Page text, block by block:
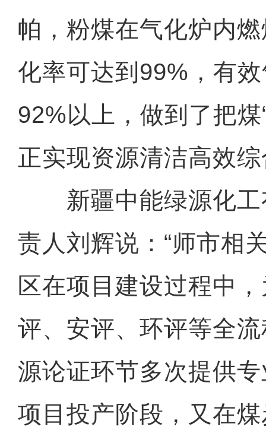
帕，粉煤在气化炉内
化率可达到99%，有
92%以上，做到了把煤
正实现资源清洁高效
新疆中能绿源化工
责人刘辉说：“师市相
区在项目建设过程中
评、安评、环评等全
源论证环节多次提供
项目投产阶段，又在